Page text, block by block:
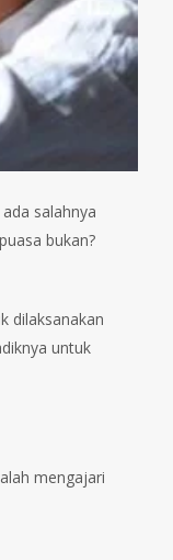
salahnya
bukan?
dilaksanakan
untuk
mengajari